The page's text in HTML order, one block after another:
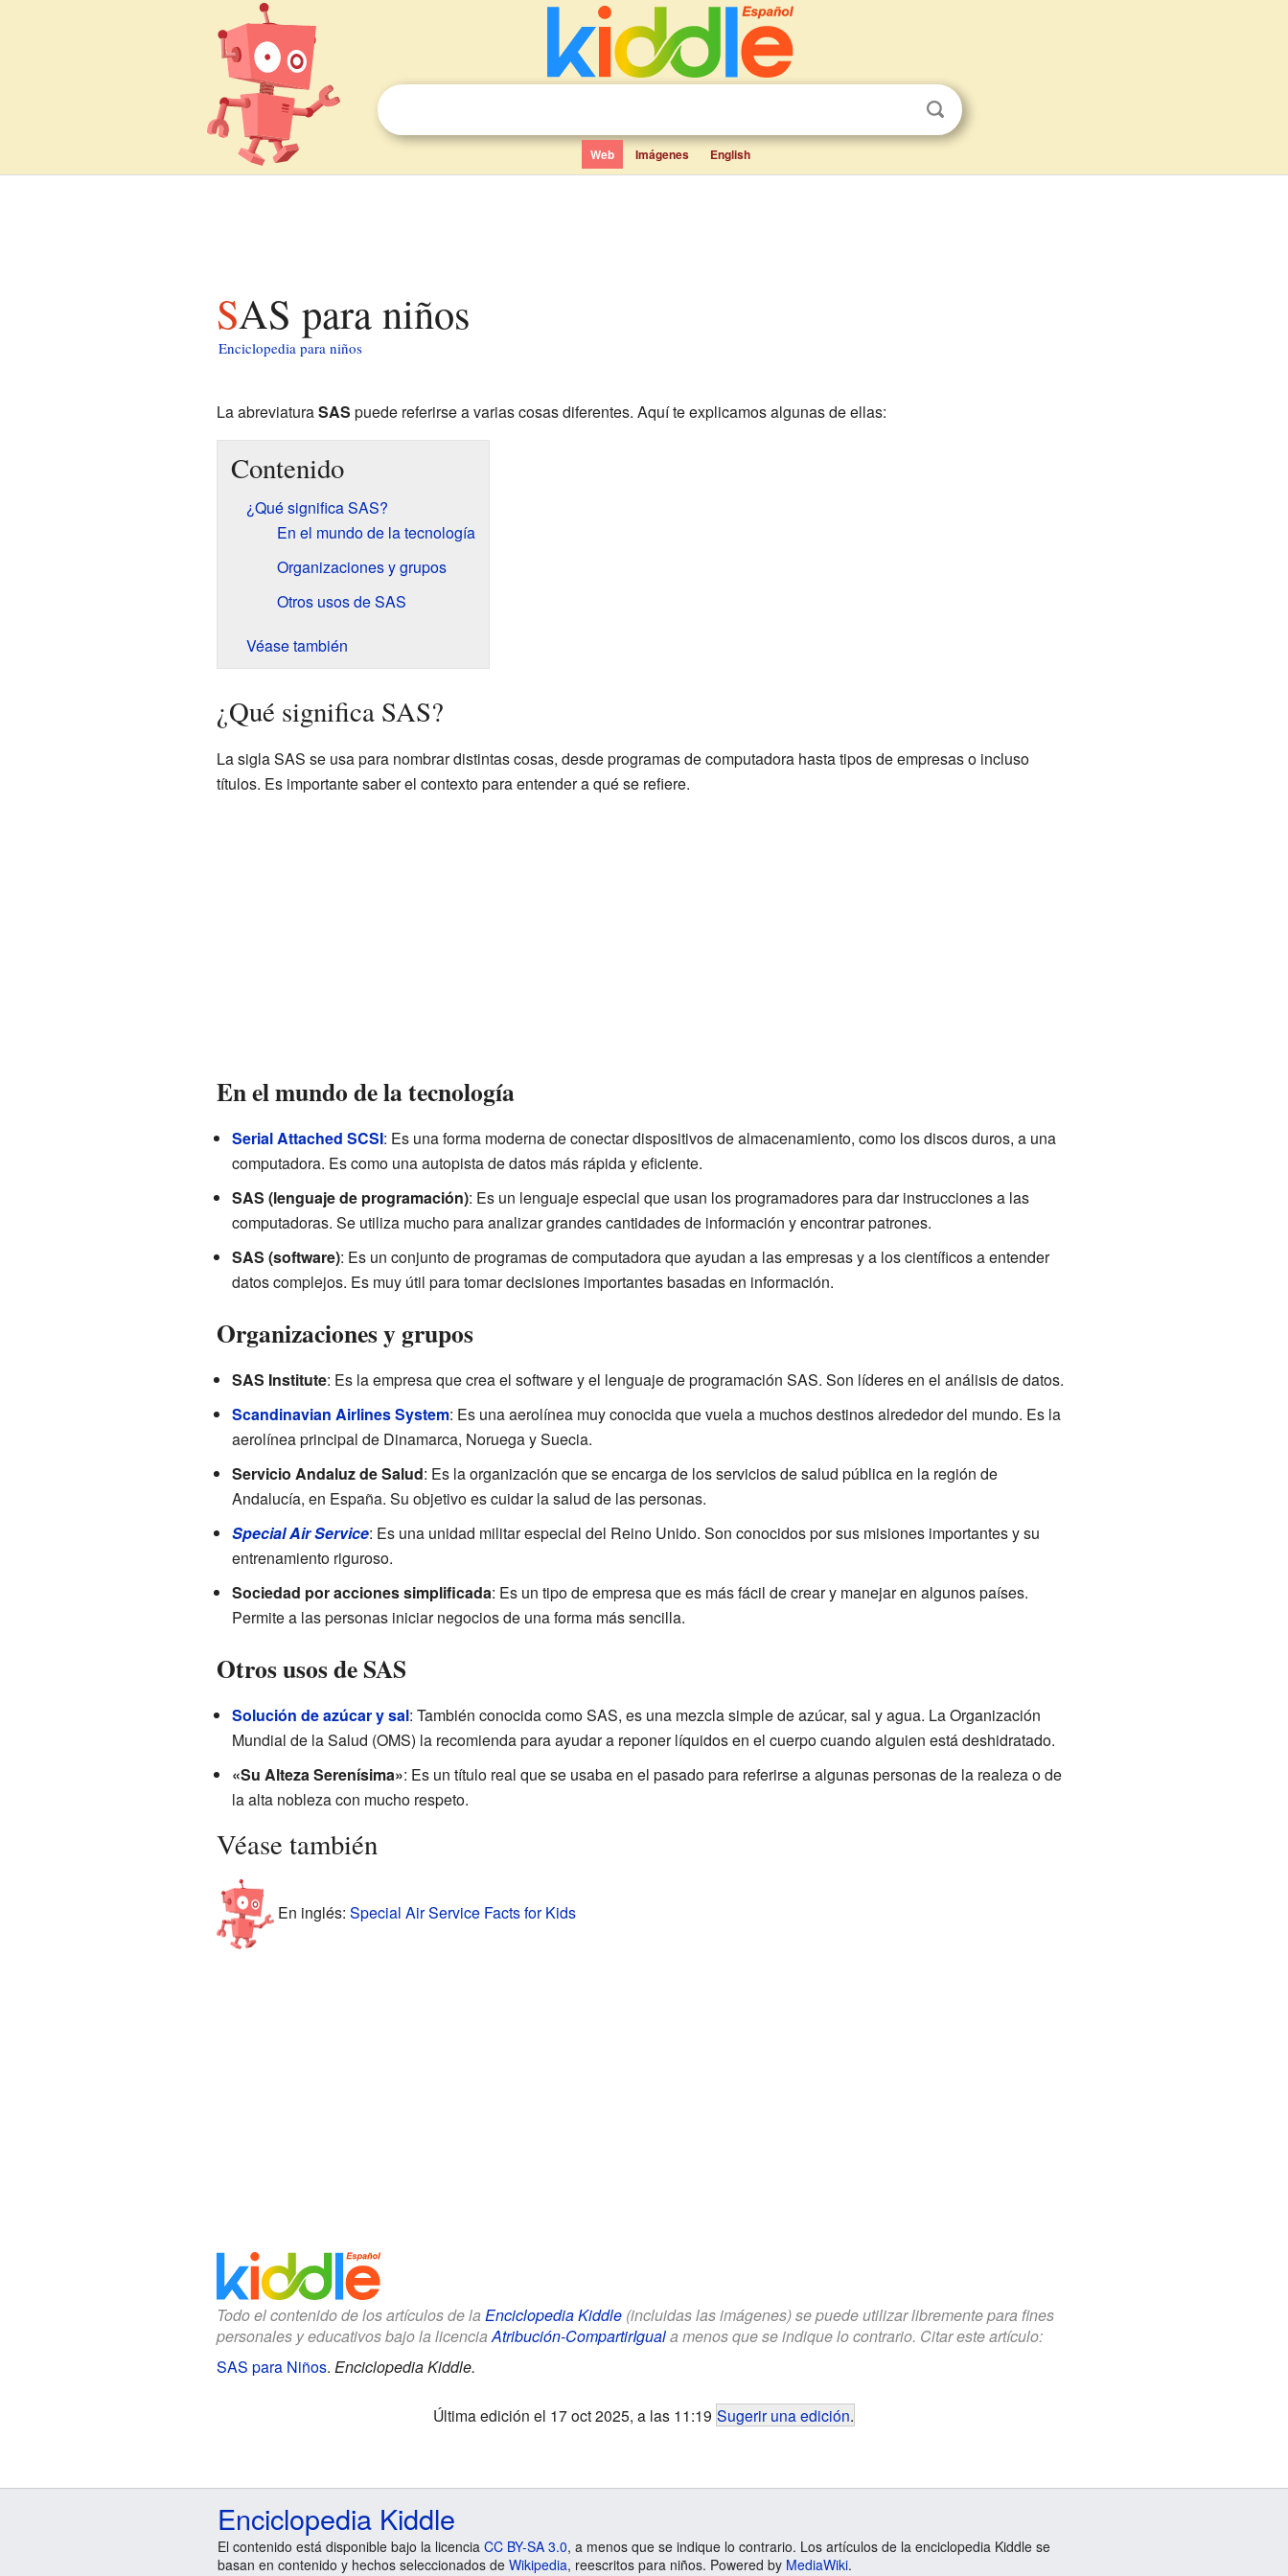
Web Imágenes English
SAS para niños
Enciclopedia para niños
La abreviaturaSAS puede referirse a varias cosas diferentes. Aquí te explicamos algunas de ellas:
Contenido
¿Qué significa SAS?
En el mundo de la tecnología
Organizaciones y grupos
Otros usos de SAS
Véase también
¿Qué significa SAS?
La sigla SAS se usa para nombrar distintas cosas, desde programas de computadora hasta tipos de empresas o incluso
títulos. Es importante saber el contexto para entender a qué se refiere.
En el mundo de la tecnología
Serial Attached SCSI: Es una forma moderna de conectar dispositivos de almacenamiento, como los discos duros, a una
computadora. Es como una autopista de datos más rápida y eficiente.
SAS (lenguaje de programación): Es un lenguaje especial que usan los programadores para dar instrucciones a las
computadoras. Se utiliza mucho para analizar grandes cantidades de información y encontrar patrones.
SAS (software): Es un conjunto de programas de computadora que ayudan a las empresas y a los científicos a entender
datos complejos. Es muy útil para tomar decisiones importantes basadas en información.
Organizaciones y grupos
SAS Institute: Es la empresa que crea el software y el lenguaje de programación SAS. Son líderes en el análisis de datos.
Scandinavian Airlines System: Es una aerolínea muy conocida que vuela a muchos destinos alrededor del mundo. Es la
aerolínea principal de Dinamarca, Noruega y Suecia.
Servicio Andaluz de Salud: Es la organización que se encarga de los servicios de salud pública en la región de
Andalucía, en España. Su objetivo es cuidar la salud de las personas.
Special Air Service: Es una unidad militar especial del Reino Unido. Son conocidos por sus misiones importantes y su
entrenamiento riguroso.
Sociedad por acciones simplificada: Es un tipo de empresa que es más fácil de crear y manejar en algunos países.
Permite a las personas iniciar negocios de una forma más sencilla.
Otros usos de SAS
Solución de azúcar y sal: También conocida como SAS, es una mezcla simple de azúcar, sal y agua. La Organización
Mundial de la Salud (OMS) la recomienda para ayudar a reponer líquidos en el cuerpo cuando alguien está deshidratado.
«Su Alteza Serenísima»: Es un título real que se usaba en el pasado para referirse a algunas personas de la realeza o de
la alta nobleza con mucho respeto.
Véase también
En inglés: Special Air Service Facts for Kids
Todo el contenido de los artículos de la Enciclopedia Kiddle(incluidas las imágenes) se puede utilizar libremente para fines
personales y educativos bajo la licenciaAtribución-CompartirIguala menos que se indique lo contrario. Citar este artículo:
SAS para Niños. Enciclopedia Kiddle.
Última edición el 17 oct 2025, a las 11:19 Sugerir una edición.
Enciclopedia Kiddle
El contenido está disponible bajo la licencia CC BY-SA 3.0, a menos que se indique lo contrario. Los artículos de la enciclopedia Kiddle se
basan en contenido y hechos seleccionados de Wikipedia, reescritos para niños. Powered by MediaWiki.